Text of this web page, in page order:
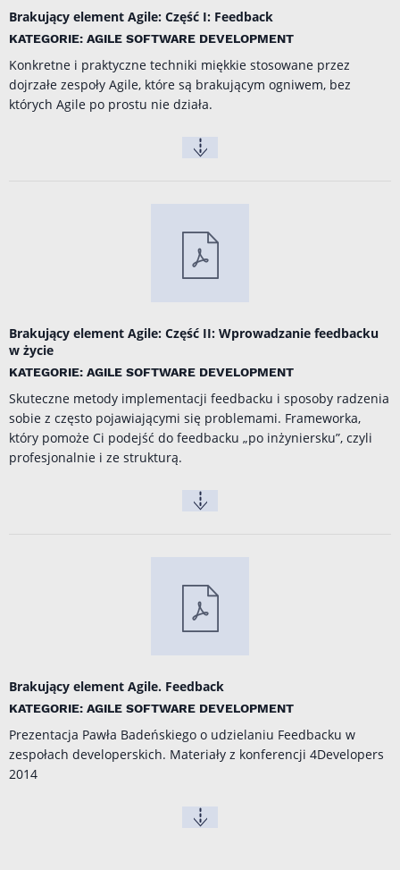
Brakujący element Agile: Część I: Feedback
KATEGORIE: AGILE SOFTWARE DEVELOPMENT
Konkretne i praktyczne techniki miękkie stosowane przez
dojrzałe zespoły Agile, które są brakującym ogniwem, bez
których Agile po prostu nie działa.
Brakujący element Agile: Część II: Wprowadzanie feedbacku
w życie
KATEGORIE: AGILE SOFTWARE DEVELOPMENT
Skuteczne metody implementacji feedbacku i sposoby radzenia
sobie z często pojawiającymi się problemami. Frameworka,
który pomoże Ci podejść do feedbacku „po inżyniersku”, czyli
profesjonalnie i ze strukturą.
Brakujący element Agile. Feedback
KATEGORIE: AGILE SOFTWARE DEVELOPMENT
Prezentacja Pawła Badeńskiego o udzielaniu Feedbacku w
zespołach developerskich. Materiały z konferencji 4Developers
2014